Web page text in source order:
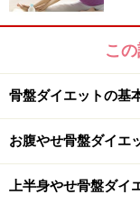
さあ、セルフチ
1.まっすぐ、じっ
っていられなか
です。
2.どちらか一方が
こ
骨盤ダイエットの基
お腹やせ骨盤ダイエ
上半身やせ骨盤ダイ